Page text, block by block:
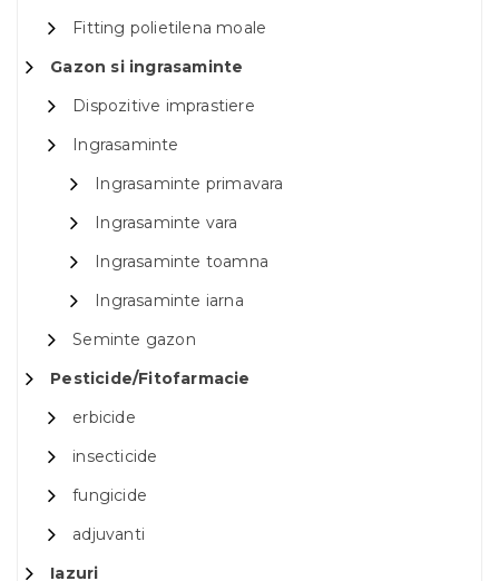
Fitting polietilena moale
Gazon si ingrasaminte
Dispozitive imprastiere
Ingrasaminte
Ingrasaminte primavara
Ingrasaminte vara
Ingrasaminte toamna
Ingrasaminte iarna
Seminte gazon
Pesticide/Fitofarmacie
erbicide
insecticide
fungicide
adjuvanti
Iazuri